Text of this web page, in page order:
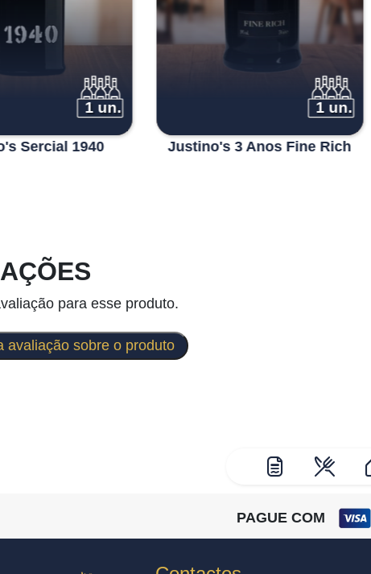
1 un.
Sercial 1940
1 un.
Justino's 3 Anos Fine Rich
para esse produto.
avaliação sobre o produto
PAGUE COM